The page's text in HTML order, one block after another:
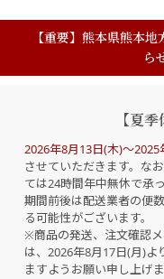
【重要】熊本県熊本
ら
【夏
2026年8月13日(木)～2025
させていただきます。な
ては24時間年中無休で承
期間前後は配送業者の便
る可能性がございます。
※商品の発送、注文確認
は、2026年8月17日(月)よ
ますようお願い申し上げま